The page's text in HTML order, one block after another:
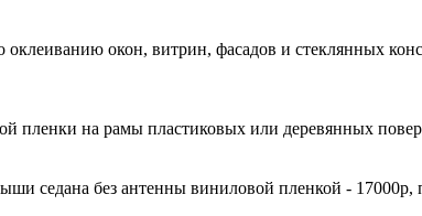
окон, витрин, фасадов и стеклянных
пленки на рамы пластиковых или деревянных
седана без антенны виниловой пленкой -